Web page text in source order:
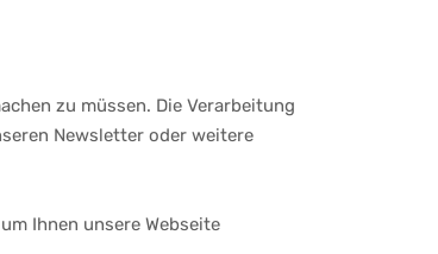
zu müssen. Die Verarbeitung
Newsletter oder weitere
Ihnen unsere Webseite